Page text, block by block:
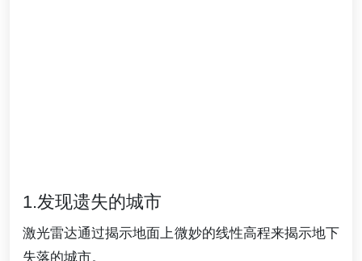
1.发现遗失的城市
激光雷达通过揭示地面上微妙的线性高程来揭示地下
失落的城市。